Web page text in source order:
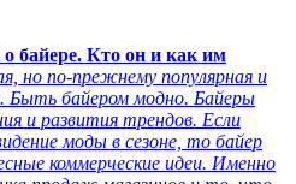
байере. Кто он и как им
но по-прежнему популярная и
Быть байером модно. Байеры
и развития трендов. Если
моды в сезоне, то байер
коммерческие идеи. Именно